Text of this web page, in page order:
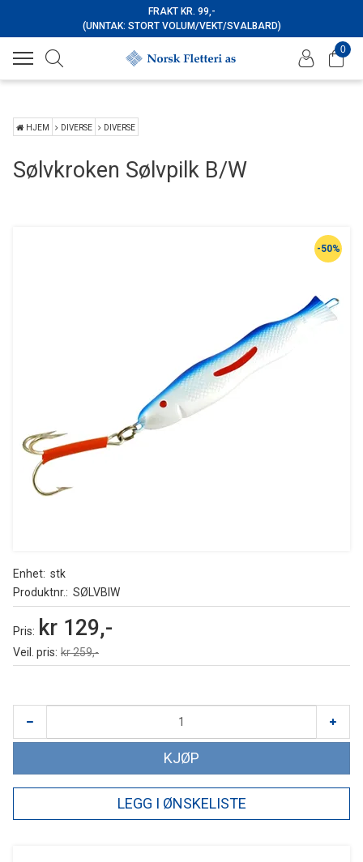
FRAKT KR. 99,-
(UNNTAK: STORT VOLUM/VEKT/SVALBARD)
0
HJEM DIVERSE DIVERSE
Sølvkroken Sølvpilk B/W
-50%
Enhet stk
Produktnr.
SØLVBIW
Pris kr 129,-
Veil. pris kr 259,-
KJØP
LEGG I ØNSKELISTE